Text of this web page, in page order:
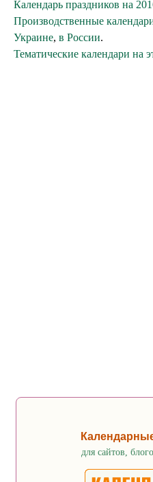
Календарь праздников на
Производственные
Украине, в России.
Тематические календари на
для сайтов,